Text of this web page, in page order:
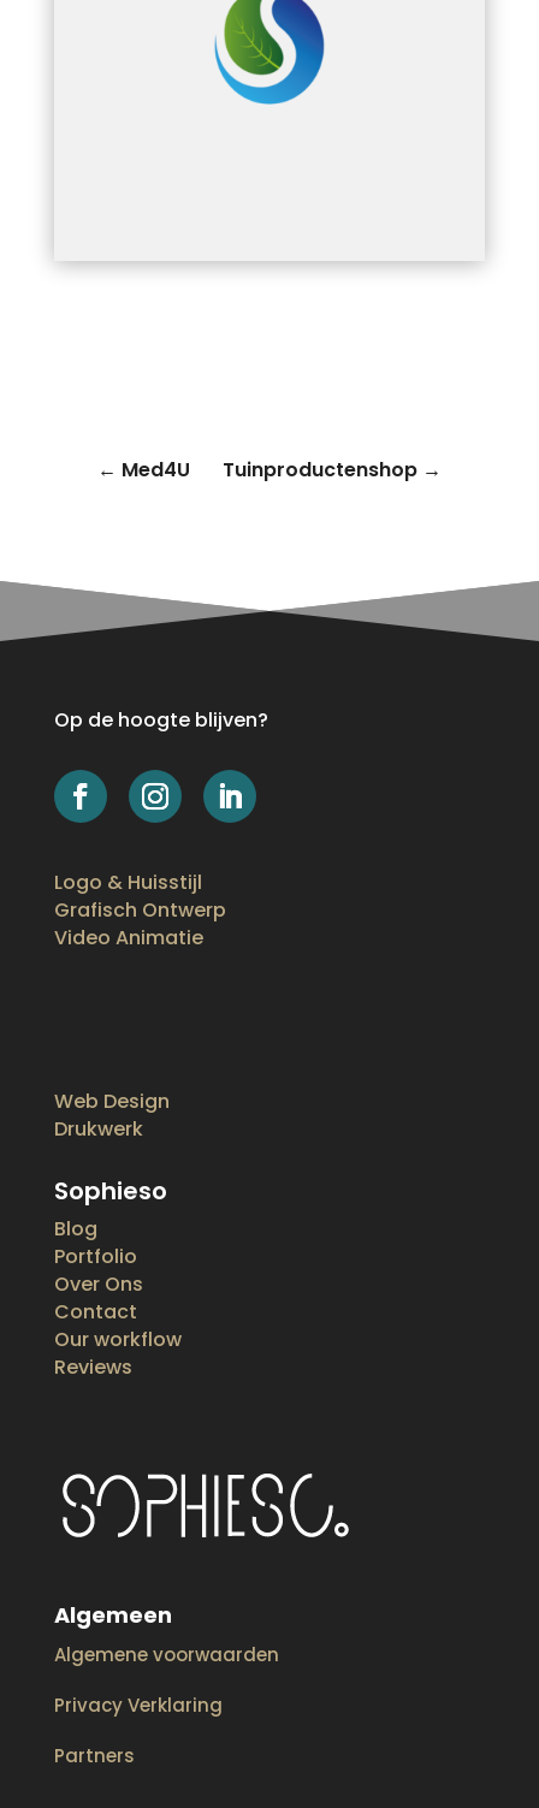
← Med4U Tuinproductenshop →
Op de hoogte blijven?
Logo & Huisstijl
Grafisch Ontwerp
Video Animatie
Web Design
Drukwerk
Sophieso
Blog
Portfolio
Over Ons
Contact
Our workflow
Reviews
Algemeen
Algemene voorwaarden
Privacy Verklaring
Partners